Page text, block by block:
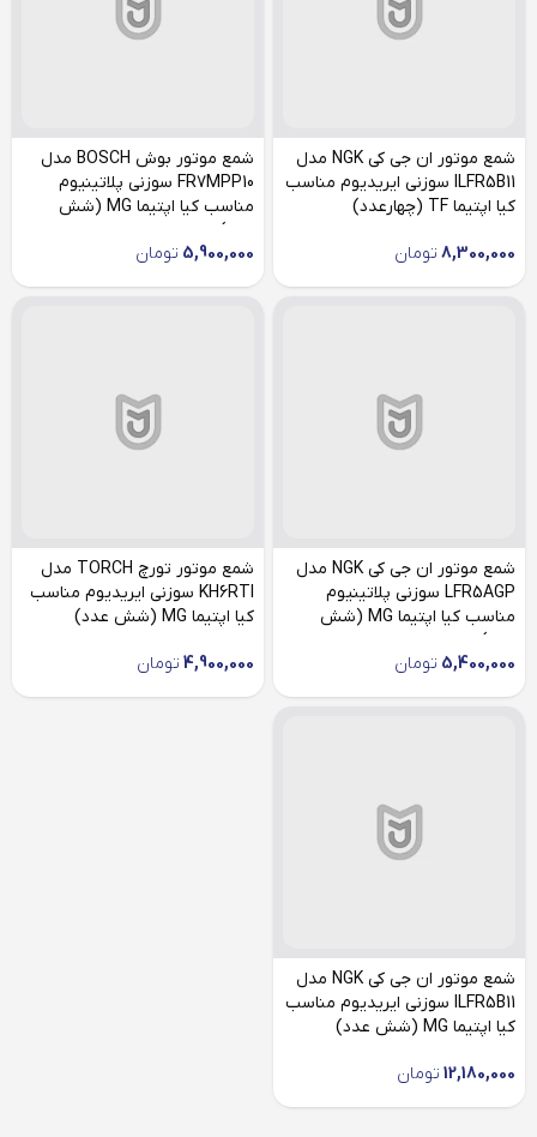
شمع موتور ان جی کی NGK مدل
ILFR5B11 سوزنی ایریدیوم مناسب
کیا اپتیما TF (چهارعدد)
8,300,000 تومان
شمع موتور بوش BOSCH مدل
FR7MPP10 سوزنی پلاتینیوم
مناسب کیا اپتیما MG (شش
عدد)
5,900,000 تومان
شمع موتور ان جی کی NGK مدل
LFR5AGP سوزنی پلاتینیوم
مناسب کیا اپتیما MG (شش
عدد)
5,400,000 تومان
شمع موتور تورچ TORCH مدل
KH6RTI سوزنی ایریدیوم مناسب
کیا اپتیما MG (شش عدد)
4,900,000 تومان
شمع موتور ان جی کی NGK مدل
ILFR5B11 سوزنی ایریدیوم مناسب
کیا اپتیما MG (شش عدد)
12,180,000 تومان